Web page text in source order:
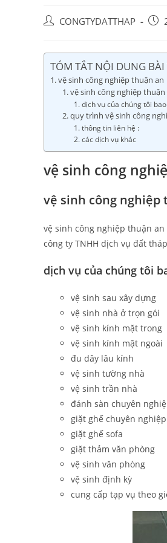
Post CONGTYDATTHAP
Post
TÓM TẮT NỘI DUNG
vệ sinh công nghiệp thuận an
vệ sinh công nghiệp thuận
dịch vụ của chúng tôi
quy trình vệ sinh công
thông tin liên hệ :
các dịch vụ khác
vệ sinh công
vệ sinh công nghiệp
vệ sinh công nghiệp thuận
công ty TNHH dịch vụ đất
dịch vụ của chúng tôi
vệ sinh sau xây dựng
vệ sinh nhà ở trọn gói
vệ sinh kính mặt trong
vệ sinh kính mặt ngoài
đu dây lâu kính
vệ sinh tường nhà
vệ sinh trần nhà
đánh sàn chuyên
giặt ghế chuyên nghiệp
giặt ghế sofa
giặt thảm văn phòng
vệ sinh văn phòng
vệ sinh định kỳ
cung cấp tạp vụ theo